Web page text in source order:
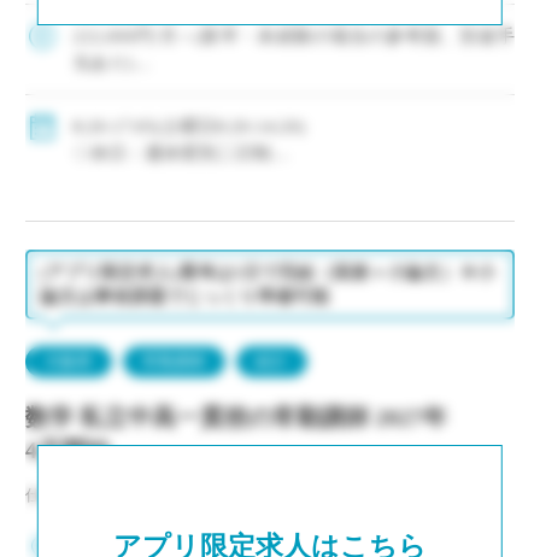
海・メトロと複数路線からアクセス […]
222,000円/月～(新卒・未経験の場合の参考額、別途手
◇賞与：有(年5.0ヶ月分)
◇保険：私学共済、雇用保険、労災保険
アプリ限定求人はこちら
(アプリ限定求人)選考は1日で完結（面接＋小論文）※小
論文は事前課題でじっくり準備可能
数学 私立中高一貫校の常勤講師 2027年
4月開始
仕事NO：非公開
大阪府大阪市